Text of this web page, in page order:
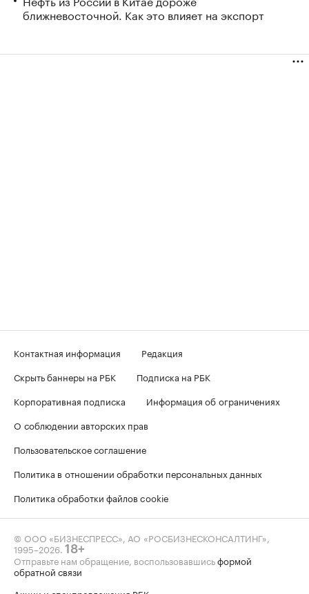
ближневосточной. Как это влияет на экспорт
Контактная информация
Редакция
Скрыть баннеры на РБК
Подписка на РБК
Корпоративная подписка
Информация об ограничениях
О соблюдении авторских прав
Пользовательское соглашение
Политика в отношении обработки персональных данных
Политика обработки файлов cookie
© ООО «БИЗНЕСПРЕСС», АО «РОСБИЗНЕСКОНСАЛТИНГ»,
1995–2026 18+
Отправьте нам обращение, воспользовавшисьформой
обратной связи